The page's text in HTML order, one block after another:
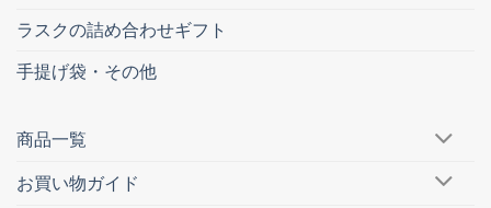
ラスクの詰め合わせギフト
手提げ袋・その他
商品一覧
お買い物ガイド